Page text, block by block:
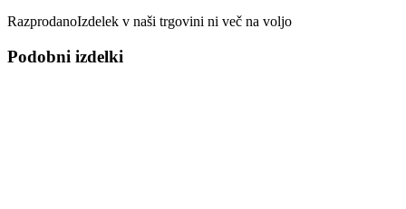
RazprodanoIzdelek v naši trgovini ni več na voljo
Podobni izdelki